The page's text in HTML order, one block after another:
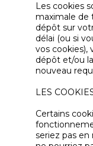
Les cookies
maximale de
dépôt sur
délai (ou si
vos
dépôt et/ou
nouveau
LES
Certains
seriez pas